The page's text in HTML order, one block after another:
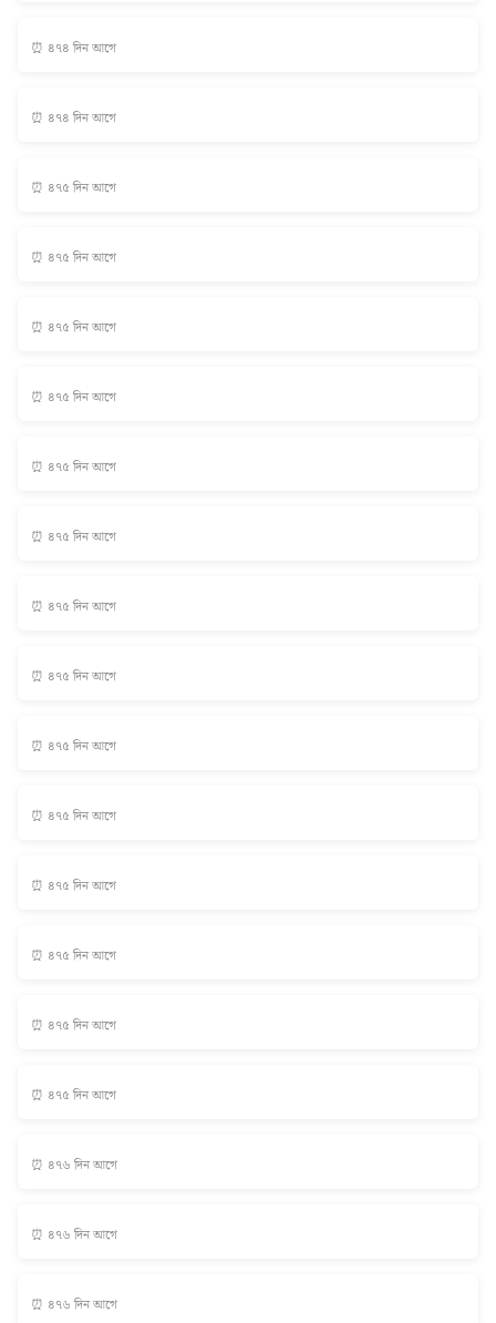
⏰ ৪৭৪ দিন আগে
⏰ ৪৭৪ দিন আগে
⏰ ৪৭৫ দিন আগে
⏰ ৪৭৫ দিন আগে
⏰ ৪৭৫ দিন আগে
⏰ ৪৭৫ দিন আগে
⏰ ৪৭৫ দিন আগে
⏰ ৪৭৫ দিন আগে
⏰ ৪৭৫ দিন আগে
⏰ ৪৭৫ দিন আগে
⏰ ৪৭৫ দিন আগে
⏰ ৪৭৫ দিন আগে
⏰ ৪৭৫ দিন আগে
⏰ ৪৭৫ দিন আগে
⏰ ৪৭৫ দিন আগে
⏰ ৪৭৫ দিন আগে
⏰ ৪৭৬ দিন আগে
⏰ ৪৭৬ দিন আগে
⏰ ৪৭৬ দিন আগে